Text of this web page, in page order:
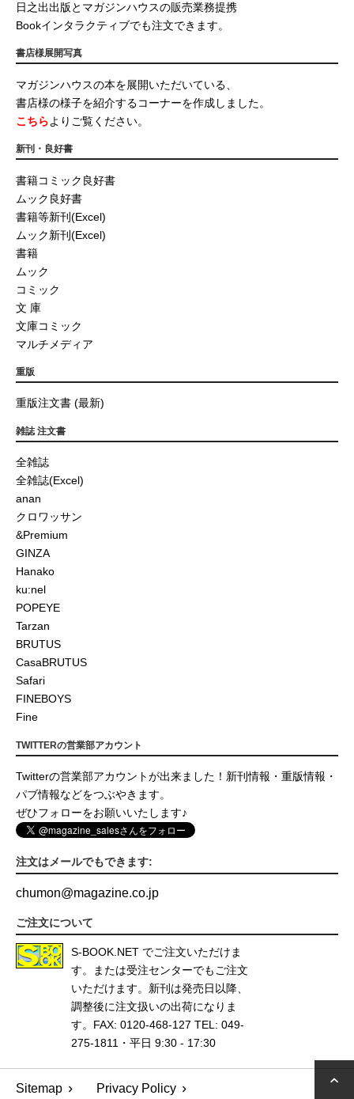
日之出出版とマガジンハウスの販売業務提携
Bookインタラクティブでも注文できます。
書店様展開写真
マガジンハウスの本を展開いただいている、
書店様の様子を紹介するコーナーを作成しました。
こちらよりご覧ください。
新刊・良好書
書籍コミック良好書
ムック良好書
書籍等新刊(Excel)
ムック新刊(Excel)
書籍
ムック
コミック
文 庫
文庫コミック
マルチメディア
重版
重版注文書 (最新)
雑誌 注文書
全雑誌
全雑誌(Excel)
anan
クロワッサン
&Premium
GINZA
Hanako
ku:nel
POPEYE
Tarzan
BRUTUS
CasaBRUTUS
Safari
FINEBOYS
Fine
TWITTERの営業部アカウント
Twitterの営業部アカウントが出来ました！新刊情報・重版情報・
パブ情報などをつぶやきます。
ぜひフォローをお願いいたします♪
注文はメールでもできます:
chumon@magazine.co.jp
ご注文について
S-BOOK.NET でご注文いただけま
す。または受注センターでもご注文
いただけます。新刊は発売日以降、
調整後に注文扱いの出荷になりま
す。FAX: 0120-468-127 TEL: 049-
275-1811・平日 9:30 - 17:30
Sitemap Privacy Policy